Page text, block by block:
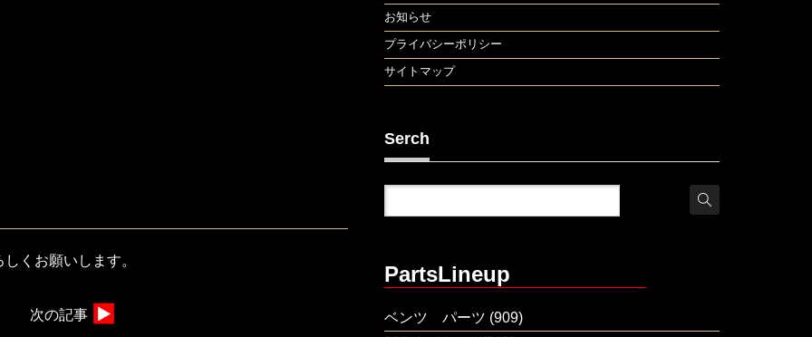
くお願いします。
次の記事
お知らせ
プライバシーポリシー
サイトマップ
Serch
PartsLineup
ベンツ パーツ (909)